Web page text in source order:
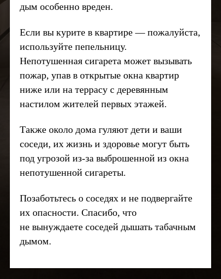
дым особенно вреден.
Если вы курите в квартире — пожалуйста,
используйте пепельницу.
Непотушенная сигарета может вызывать
пожар, упав в открытые окна квартир
ниже или на террасу с деревянным
настилом жителей первых этажей.
Также около дома гуляют дети и ваши
соседи, их жизнь и здоровье могут быть
под угрозой из-за выброшенной из окна
непотушенной сигареты.
Позаботьтесь о соседях и не подвергайте
их опасности. Спасибо, что
не вынуждаете соседей дышать табачным
дымом.